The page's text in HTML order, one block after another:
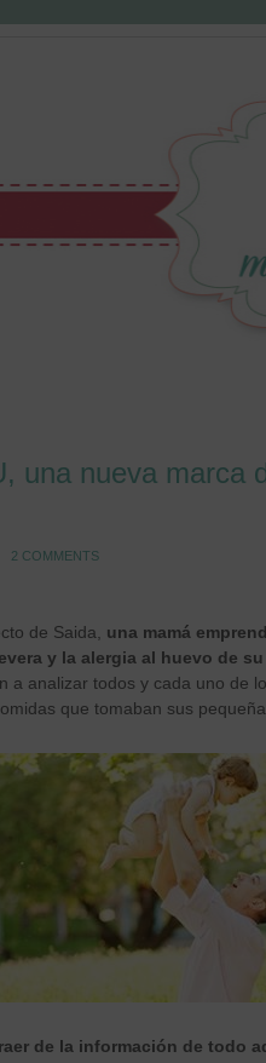
una nueva marca
2 COMMENTS
de Saida, una mamá
y la alergia al huevo de
a analizar todos y cada uno de
que tomaban sus
de la información de todo